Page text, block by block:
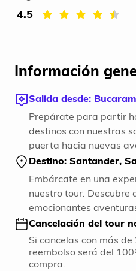
4.5
Información
Salida desde:
Prepárate para partir
destinos con nuestras
puerta hacia nuevas
Destino: Santander,
Embárcate en una
nuestro tour. Descubre
emocionantes
Cancelación del tour
Si cancelas con más
reembolso será del
compra.